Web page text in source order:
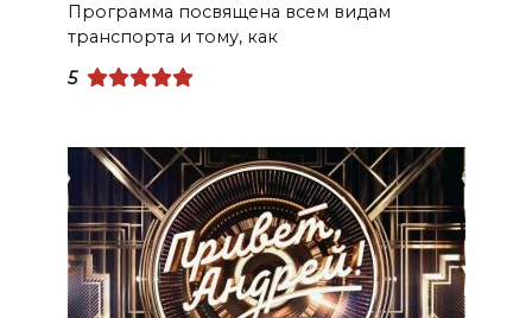
Программа посвящена всем видам
транспорта и тому, как
5